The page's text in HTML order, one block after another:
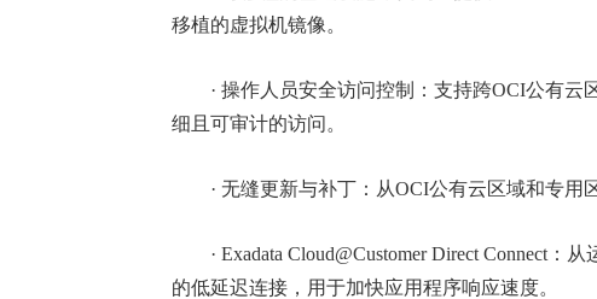
移植的虚拟机镜像。
· 操作人员安全访问控制：支持跨OCI公有云
细且可审计的访问。
· 无缝更新与补丁：从OCI公有云区域和专用
· Exadata Cloud@Customer Direct Connect：
的低延迟连接，用于加快应用程序响应速度。